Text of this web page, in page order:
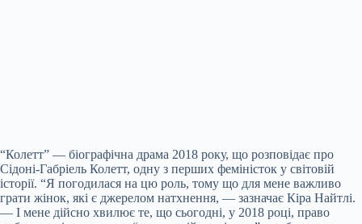
“Колетт” — біографічна драма 2018 року, що розповідає про
Сідоні-Габріель Колетт, одну з перших феміністок у світовій
історії. “Я погодилася на цю роль, тому що для мене важливо
грати жінок, які є джерелом натхнення, — зазначає Кіра Найтлі.
— І мене дійсно хвилює те, що сьогодні, у 2018 році, право